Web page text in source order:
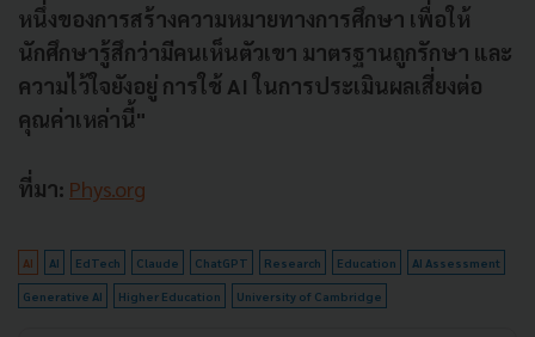
หนึ่งของการสร้างความหมายทางการศึกษา เพื่อให้
นักศึกษารู้สึกว่ามีคนเห็นตัวเขา มาตรฐานถูกรักษา และ
ความไว้ใจยังอยู่ การใช้ AI ในการประเมินผลเสี่ยงต่อ
คุณค่าเหล่านี้"
ที่มา: Phys.org
AI AI EdTech Claude ChatGPT Research Education AI Assessment
Generative AI Higher Education University of Cambridge